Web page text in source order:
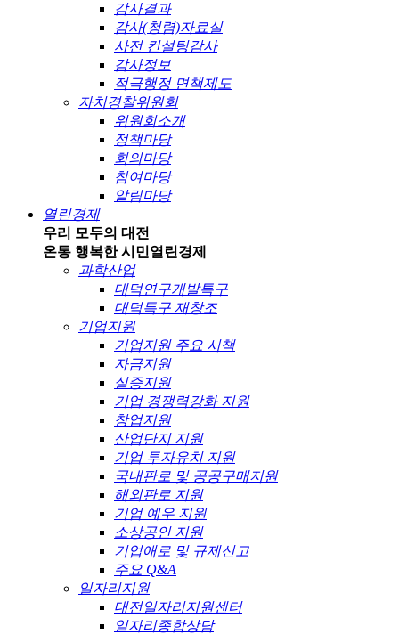
감사결과
감사(청렴)자료실
사전 컨설팅감사
감사정보
적극행정 면책제도
자치경찰위원회
위원회소개
정책마당
회의마당
참여마당
알림마당
열린경제
우리 모두의 대전
온통 행복한 시민열린경제
과학산업
대덕연구개발특구
대덕특구 재창조
기업지원
기업지원 주요 시책
자금지원
실증지원
기업 경쟁력강화 지원
창업지원
산업단지 지원
기업 투자유치 지원
국내판로 및 공공구매지원
해외판로 지원
기업 예우 지원
소상공인 지원
기업애로 및 규제신고
주요 Q&A
일자리지원
대전일자리지원센터
일자리종합상담